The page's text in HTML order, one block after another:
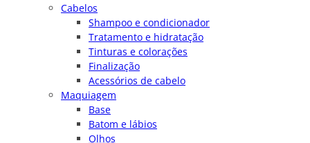
Cabelos
Shampoo e condicionador
Tratamento e hidratação
Tinturas e colorações
Finalização
Acessórios de cabelo
Maquiagem
Base
Batom e lábios
Olhos